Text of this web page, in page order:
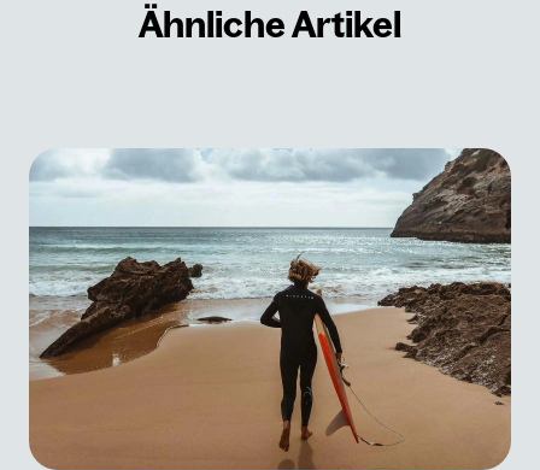
Ähnliche Artikel